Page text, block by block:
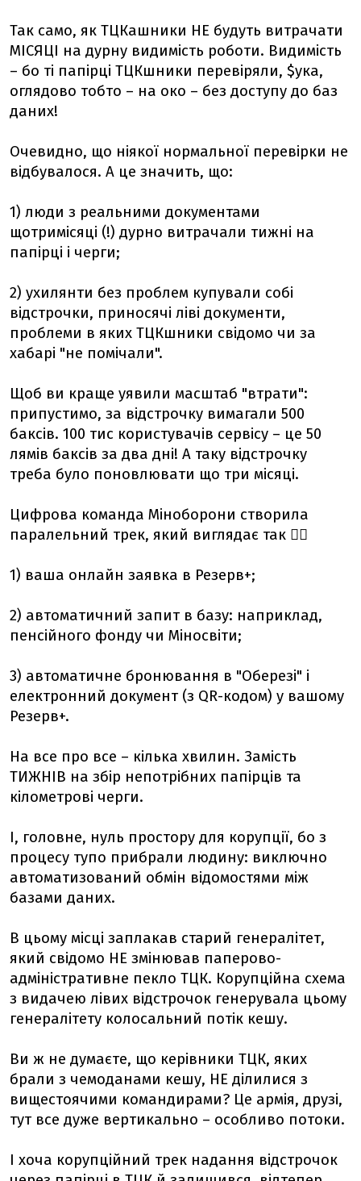
Так само, як ТЦКашники НЕ будуть витрачати
МІСЯЦІ на дурну видимість роботи. Видимість
– бо ті папірці ТЦКшники перевіряли, $ука,
оглядово тобто – на око – без доступу до баз
даних!
Очевидно, що ніякої нормальної перевірки не
відбувалося. А це значить, що:
1) люди з реальними документами
щотримісяці (!) дурно витрачали тижні на
папірці і черги;
2) ухилянти без проблем купували собі
відстрочки, приносячі ліві документи,
проблеми в яких ТЦКшники свідомо чи за
хабарі "не помічали".
Щоб ви краще уявили масштаб "втрати":
припустимо, за відстрочку вимагали 500
баксів. 100 тис користувачів сервісу – це 50
лямів баксів за два дні! А таку відстрочку
треба було поновлювати що три місяці.
Цифрова команда Міноборони створила
паралельний трек, який виглядає так 👇🏻
1) ваша онлайн заявка в Резерв+;
2) автоматичний запит в базу: наприклад,
пенсійного фонду чи Міносвіти;
3) автоматичне бронювання в "Оберезі" і
електронний документ (з QR-кодом) у вашому
Резерв+.
На все про все – кілька хвилин. Замість
ТИЖНІВ на збір непотрібних папірців та
кілометрові черги.
І, головне, нуль простору для корупції, бо з
процесу тупо прибрали людину: виключно
автоматизований обмін відомостями між
базами даних.
В цьому місці заплакав старий генералітет,
який свідомо НЕ змінював паперово-
адміністративне пекло ТЦК. Корупційна схема
з видачею лівих відстрочок генерувала цьому
генералітету колосальний потік кешу.
Ви ж не думаєте, що керівники ТЦК, яких
брали з чемоданами кешу, НЕ ділилися з
вищестоячими командирами? Це армія, друзі,
тут все дуже вертикально – особливо потоки.
І хоча корупційний трек надання відстрочок